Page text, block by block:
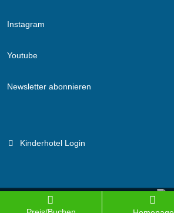
Instagram
Youtube
Newsletter abonnieren
Kinderhotel Login
Branchenportal Software made in Germany